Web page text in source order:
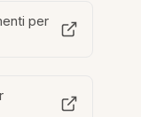
per